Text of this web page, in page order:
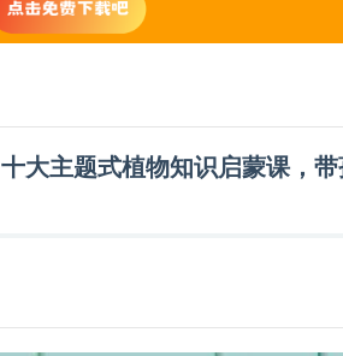
大主题式植物知识启蒙课，